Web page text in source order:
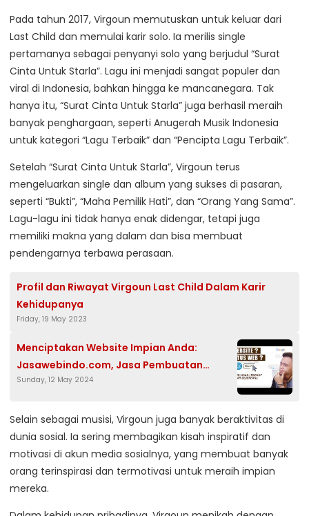
Pada tahun 2017, Virgoun memutuskan untuk keluar dari
Last Child dan memulai karir solo. Ia merilis single
pertamanya sebagai penyanyi solo yang berjudul “Surat
Cinta Untuk Starla”. Lagu ini menjadi sangat populer dan
viral di Indonesia, bahkan hingga ke mancanegara. Tak
hanya itu, “Surat Cinta Untuk Starla” juga berhasil meraih
banyak penghargaan, seperti Anugerah Musik Indonesia
untuk kategori “Lagu Terbaik” dan “Pencipta Lagu Terbaik”.
Setelah “Surat Cinta Untuk Starla”, Virgoun terus
mengeluarkan single dan album yang sukses di pasaran,
seperti “Bukti”, “Maha Pemilik Hati”, dan “Orang Yang Sama”.
Lagu-lagu ini tidak hanya enak didengar, tetapi juga
memiliki makna yang dalam dan bisa membuat
pendengarnya terbawa perasaan.
Profil dan Riwayat Virgoun Last Child Dalam Karir
Kehidupanya
Friday, 19 May 2023
Menciptakan Website Impian Anda:
Jasawebindo.com, Jasa Pembuatan
Website Terpercaya di Indonesia
Sunday, 12 May 2024
Selain sebagai musisi, Virgoun juga banyak beraktivitas di
dunia sosial. Ia sering membagikan kisah inspiratif dan
motivasi di akun media sosialnya, yang membuat banyak
orang terinspirasi dan termotivasi untuk meraih impian
mereka.